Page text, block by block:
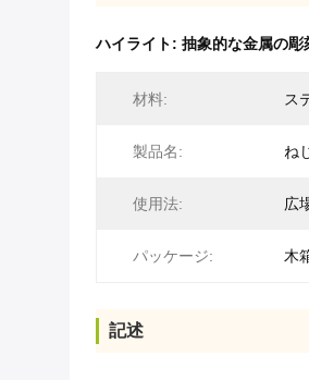
ハイライト: 抽象的な金属の彫
材料: ス
製品名: ね
使用法: 広
パッケージ: 木
記述